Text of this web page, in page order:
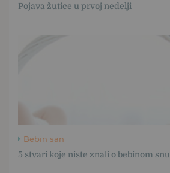
Pojava žutice u prvoj nedelji
Bebin san
5 stvari koje niste znali o bebinom snu